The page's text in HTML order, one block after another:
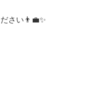
さい👨‍💼✨